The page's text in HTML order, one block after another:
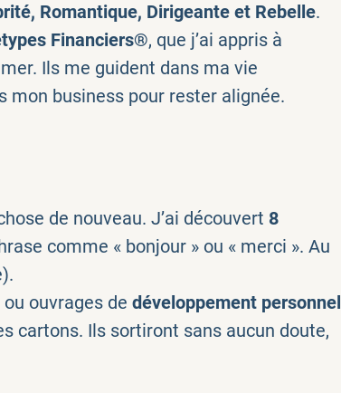
Romantique, Dirigeante et Rebelle.
Financiers®️, que j’ai appris à
Ils me guident dans ma vie
mon business pour rester alignée.
de nouveau. J’ai découvert 8
comme « bonjour » ou « merci ». Au
ouvrages de développement personnel
cartons. Ils sortiront sans aucun doute,